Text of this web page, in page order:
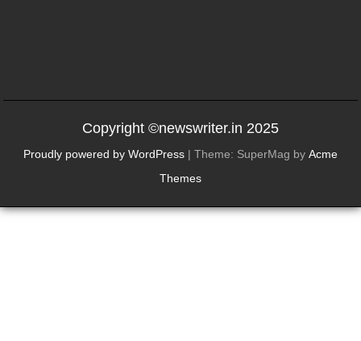
Copyright ©newswriter.in 2025
Proudly powered by WordPress | Theme: SuperMag by Acme
Themes